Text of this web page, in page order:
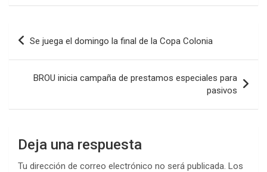
ce
o
o
k
tt at
A
p
ke
n
m
ar
tir
Navegación
de
Se juega el domingo la final de la Copa Colonia
BROU inicia campaña de prestamos especiales para
pasivos
Deja una respuesta
Tu dirección de correo electrónico no será publicada. Los